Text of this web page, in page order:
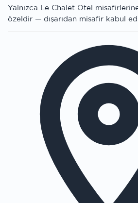
Yalnızca Le Chalet Otel
özeldir — dışarıdan misafir kabul